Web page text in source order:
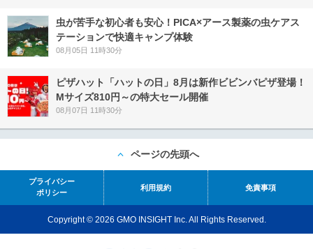
虫が苦手な初心者も安心！PICA×アース製薬の虫ケアス
テーションで快適キャンプ体験
08月05日 11時30分
ピザハット「ハットの日」8月は新作ビビンバピザ登場！
Mサイズ810円～の特大セール開催
08月07日 11時30分
ページの先頭へ
プライバシー
ポリシー
利用規約 免責事項
Copyright © 2026 GMO INSIGHT Inc. All Rights Reserved.